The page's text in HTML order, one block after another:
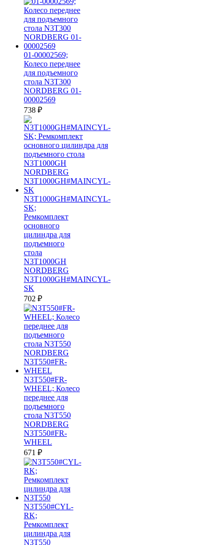
01-00002569;
Колесо переднее
для подъемного
стола N3T300
NORDBERG 01-
00002569
738 ₽
N3T1000GH#MAINCYL-
SK;
Ремкомплект
основного
цилиндра для
подъемного
стола
N3T1000GH
NORDBERG
N3T1000GH#MAINCYL-
SK
702 ₽
N3T550#FR-
WHEEL; Колесо
переднее для
подъемного
стола N3T550
NORDBERG
N3T550#FR-
WHEEL
671 ₽
N3T550#CYL-
RK;
Ремкомплект
цилиндра для
N3T550